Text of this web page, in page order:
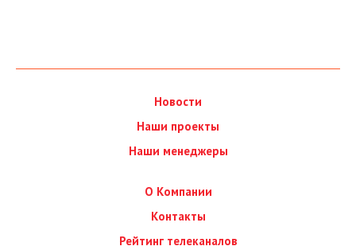
Новости
Наши проекты
Наши менеджеры
О Компании
Контакты
Рейтинг телеканалов